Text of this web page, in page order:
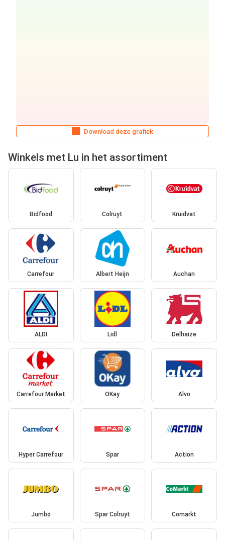
Download deze grafiek
Winkels met Lu in het assortiment
Bidfood Colruyt Kruidvat
Carrefour Albert Heijn Auchan
ALDI Lidl Delhaize
Carrefour Market OKay Alvo
Hyper Carrefour Spar Action
Jumbo Spar Colruyt Comarkt